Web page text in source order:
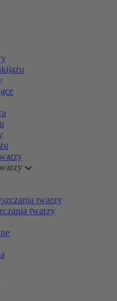
twarzy
twarzy